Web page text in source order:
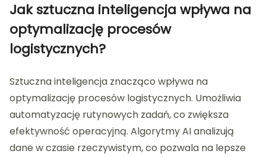
Jak sztuczna inteligencja wpływa na
optymalizację procesów
logistycznych?
Sztuczna inteligencja znacząco wpływa na
optymalizację procesów logistycznych. Umożliwia
automatyzację rutynowych zadań, co zwiększa
efektywność operacyjną. Algorytmy AI analizują
dane w czasie rzeczywistym, co pozwala na lepsze